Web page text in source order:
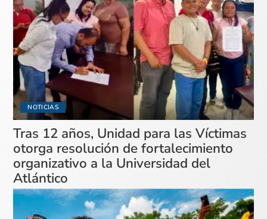
NOTICIAS
Tras 12 años, Unidad para las Víctimas
otorga resolución de fortalecimiento
organizativo a la Universidad del
Atlántico